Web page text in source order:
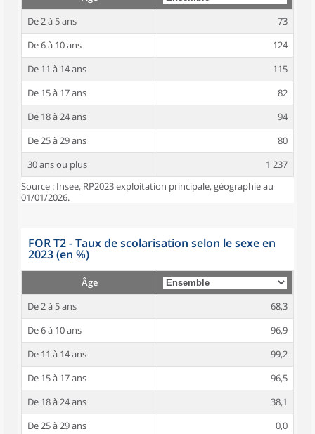
De 2 à 5 ans
73
De 6 à 10 ans
124
De 11 à 14 ans
115
De 15 à 17 ans
82
De 18 à 24 ans
94
De 25 à 29 ans
80
30 ans ou plus
1 237
Source : Insee, RP2023 exploitation principale, géographie au
01/01/2026.
FOR T2 - Taux de scolarisation selon le sexe en
2023 (en %)
Âge
De 2 à 5 ans
68,3
De 6 à 10 ans
96,9
De 11 à 14 ans
99,2
De 15 à 17 ans
96,5
De 18 à 24 ans
38,1
De 25 à 29 ans
0,0